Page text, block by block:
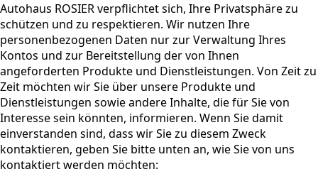
Autohaus ROSIER verpflichtet sich, Ihre Privatsphäre zu
schützen und zu respektieren. Wir nutzen Ihre
personenbezogenen Daten nur zur Verwaltung Ihres
Kontos und zur Bereitstellung der von Ihnen
angeforderten Produkte und Dienstleistungen. Von Zeit zu
Zeit möchten wir Sie über unsere Produkte und
Dienstleistungen sowie andere Inhalte, die für Sie von
Interesse sein könnten, informieren. Wenn Sie damit
einverstanden sind, dass wir Sie zu diesem Zweck
kontaktieren, geben Sie bitte unten an, wie Sie von uns
kontaktiert werden möchten: